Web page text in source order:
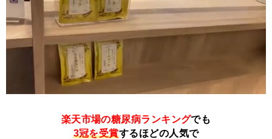
楽天市場の糖尿病ランキングでも
3冠を受賞するほどの人気で